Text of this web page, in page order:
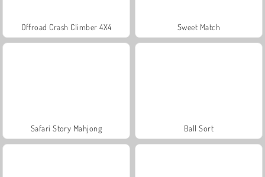
Offroad Crash Climber 4X4 Sweet Match
Safari Story Mahjong Ball Sort